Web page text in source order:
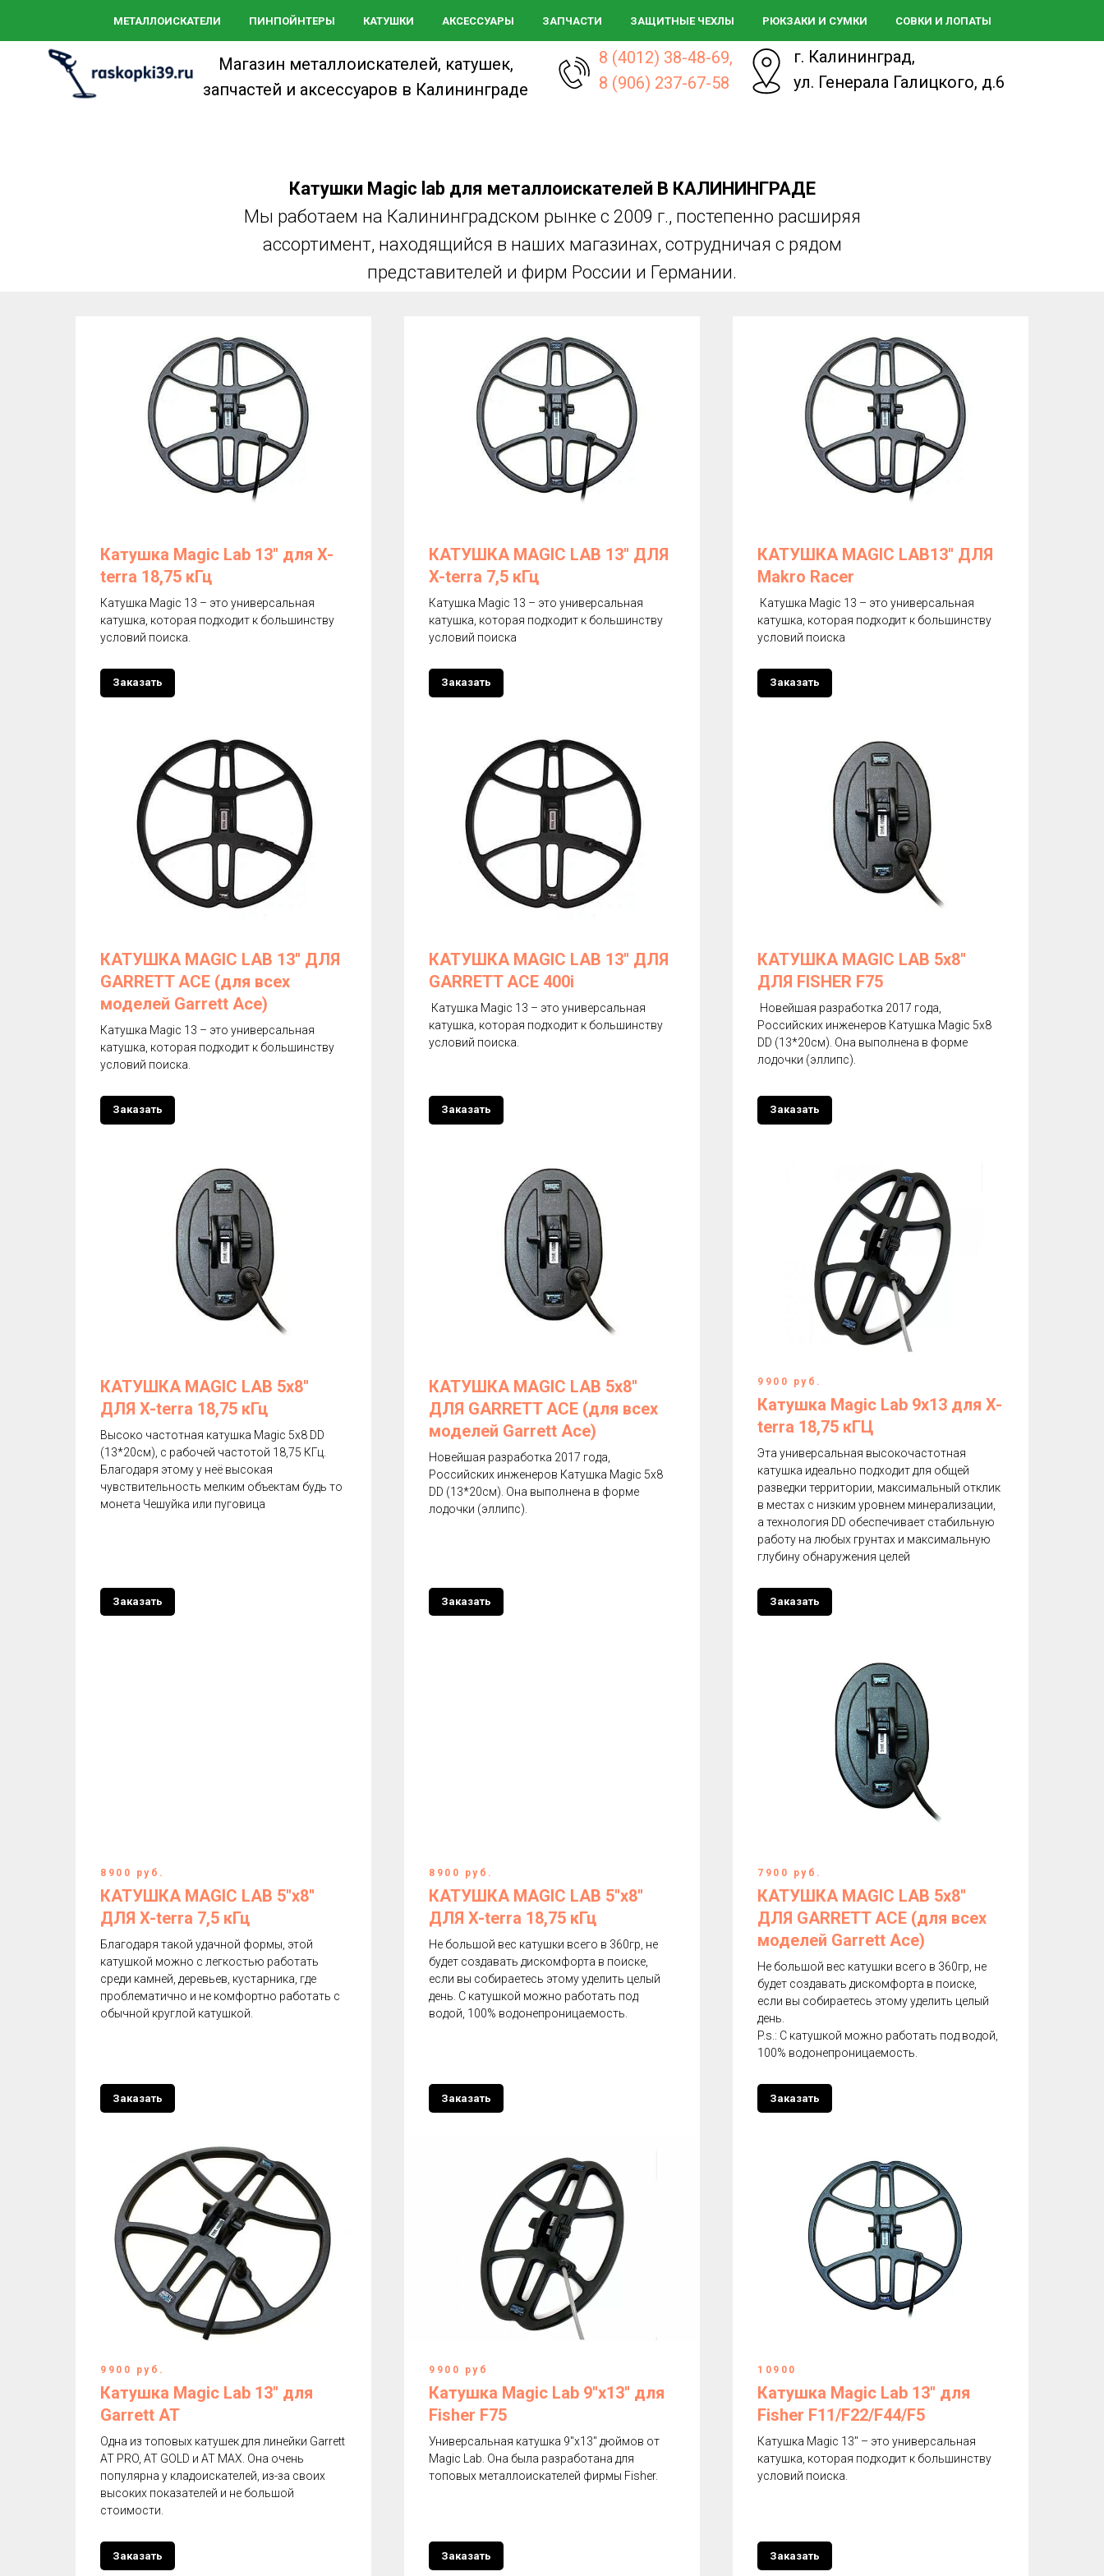
МЕТАЛЛОИСКАТЕЛИ ПИНПОЙНТЕРЫ КАТУШКИ АКСЕССУАРЫ ЗАПЧАСТИ ЗАЩИТНЫЕ ЧЕХЛЫ РЮКЗАКИ И СУМКИ СОВКИ И ЛОПАТЫ
Магазин металлоискателей, катушек,
запчастей и аксессуаров в Калининграде
8 (4012) 38-48-69,
8 (906) 237-67-58
г. Калининград,
ул. Генерала Галицкого, д.6
Катушки Magic lab для металлоискателей В КАЛИНИНГРАДЕ
Мы работаем на Калининградском рынке с 2009 г., постепенно расширяя
ассортимент, находящийся в наших магазинах, сотрудничая с рядом
представителей и фирм России и Германии.
Катушка Magic Lab 13" для X-
terra 18,75 кГц
Катушка Magic 13 – это универсальная
катушка, которая подходит к большинству
условий поиска.
Заказать
КАТУШКА MAGIC LAB 13'' ДЛЯ
X-terra 7,5 кГц
Катушка Magic 13 – это универсальная
катушка, которая подходит к большинству
условий поиска
Заказать
КАТУШКА MAGIC LAB13'' ДЛЯ
Makro Racer
Катушка Magic 13 – это универсальная
катушка, которая подходит к большинству
условий поиска
Заказать
КАТУШКА MAGIC LAB 13'' ДЛЯ
GARRETT ACE (для всех
моделей Garrett Aсе)
Катушка Magic 13 – это универсальная
катушка, которая подходит к большинству
условий поиска.
Заказать
КАТУШКА MAGIC LAB 13'' ДЛЯ
GARRETT ACE 400i
Катушка Magic 13 – это универсальная
катушка, которая подходит к большинству
условий поиска.
Заказать
КАТУШКА MAGIC LAB 5х8''
ДЛЯ FISHER F75
Новейшая разработка 2017 года,
Российских инженеров Катушка Magic 5х8
DD (13*20см). Она выполнена в форме
лодочки (эллипс).
Заказать
КАТУШКА MAGIC LAB 5х8''
ДЛЯ X-terra 18,75 кГц
Высоко частотная катушка Magic 5х8 DD
(13*20см), с рабочей частотой 18,75 КГц.
Благодаря этому у неё высокая
чувствительность мелким объектам будь то
монета Чешуйка или пуговица
Заказать
КАТУШКА MAGIC LAB 5х8''
ДЛЯ GARRETT ACE (для всех
моделей Garrett Aсе)
Новейшая разработка 2017 года,
Российских инженеров Катушка Magic 5х8
DD (13*20см). Она выполнена в форме
лодочки (эллипс).
Заказать
9900 руб.
Катушка Magic Lab 9х13 для X-
terra 18,75 кГЦ
Эта универсальная высокочастотная
катушка идеально подходит для общей
разведки территории, максимальный отклик
в местах с низким уровнем минерализации,
а технология DD обеспечивает стабильную
работу на любых грунтах и максимальную
глубину обнаружения целей
Заказать
8900 руб.
КАТУШКА MAGIC LAB 5''х8''
ДЛЯ X-terra 7,5 кГц
Благодаря такой удачной формы, этой
катушкой можно с легкостью работать
среди камней, деревьев, кустарника, где
проблематично и не комфортно работать с
обычной круглой катушкой.
Заказать
8900 руб.
КАТУШКА MAGIC LAB 5''х8''
ДЛЯ X-terra 18,75 кГц
Не большой вес катушки всего в 360гр, не
будет создавать дискомфорта в поиске,
если вы собираетесь этому уделить целый
день. С катушкой можно работать под
водой, 100% водонепроницаемость.
Заказать
7900 руб.
КАТУШКА MAGIC LAB 5х8''
ДЛЯ GARRETT ACE (для всех
моделей Garrett Aсе)
Не большой вес катушки всего в 360гр, не
будет создавать дискомфорта в поиске,
если вы собираетесь этому уделить целый
день.
P.s.: С катушкой можно работать под водой,
100% водонепроницаемость.
Заказать
9900 руб.
Катушка Magic Lab 13" для
Garrett AT
Одна из топовых катушек для линейки Garrett
AT PRO, AT GOLD и AT MAX. Она очень
популярна у кладоискателей, из-за своих
высоких показателей и не большой
стоимости.
Заказать
9900 руб
Катушка Magic Lab 9''х13'' для
Fisher F75
Универсальная катушка 9''x13'' дюймов от
Magic Lab. Она была разработана для
топовых металлоискателей фирмы Fisher.
Заказать
10900
Катушка Magic Lab 13'' для
Fisher F11/F22/F44/F5
Катушка Magic 13'' – это универсальная
катушка, которая подходит к большинству
условий поиска.
Заказать